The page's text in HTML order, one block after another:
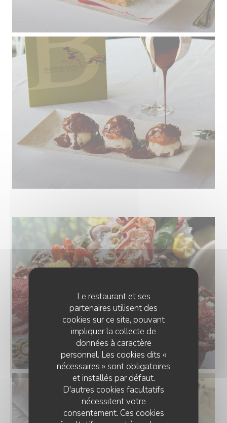
Le restaurant et ses
partenaires utilisent des
cookies sur ce site, pouvant
impliquer la collecte de
données à caractère
personnel. Les cookies dits «
nécessaires » sont obligatoires
et installés par défaut.
D'autres cookies facultatifs
nécessitent votre
consentement. Ces cookies